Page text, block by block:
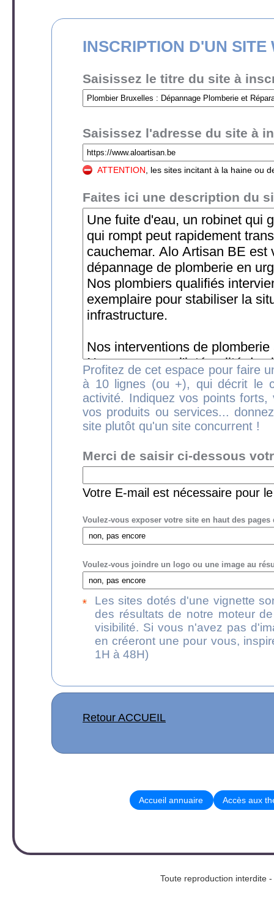
INSCRIPTION D'UN SITE
Saisissez le titre du site à
Saisissez l'adresse du site à
ATTENTION , les sites incitant à la haine ou
Faites ici une description du
Profitez de cet espace pour faire
à 10 lignes (ou +), qui décrit le
activité. Indiquez vos points
vos produits ou services...
site plutôt qu'un site concurrent !
Merci de saisir ci-dessous
Votre E-mail est nécessaire pour
Voulez-vous exposer votre site en haut des pages
Voulez-vous joindre un logo ou une image au
Les sites dotés d'une vignette
des résultats de notre moteur
visibilité. Si vous n'avez pas
en créeront une pour vous,
1H à 48H)
Retour ACCUEIL
Accueil annuaire Accès aux
Toute reproduction interdite